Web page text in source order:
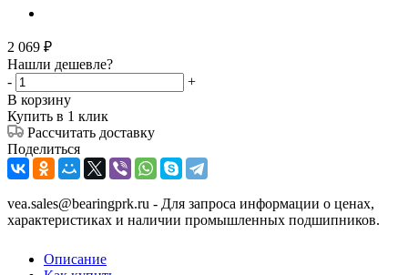
2 069 ₽
Нашли дешевле?
-
+
В корзину
Купить в 1 клик
Рассчитать доставку
Поделиться
vea.sales@bearingprk.ru - Для запроса информации о ценах,
характеристиках и наличии промышленных подшипников.
Описание